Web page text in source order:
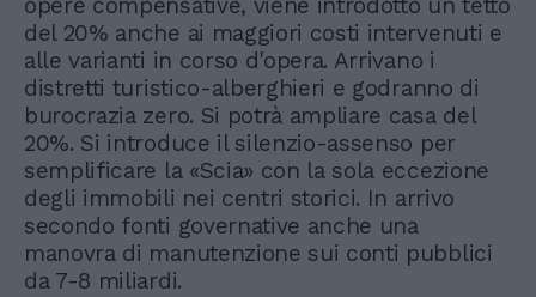
opere compensative, viene introdotto un tetto
del 20% anche ai maggiori costi intervenuti e
alle varianti in corso d'opera. Arrivano i
distretti turistico-alberghieri e godranno di
burocrazia zero. Si potrà ampliare casa del
20%. Si introduce il silenzio-assenso per
semplificare la «Scia» con la sola eccezione
degli immobili nei centri storici. In arrivo
secondo fonti governative anche una
manovra di manutenzione sui conti pubblici
da 7-8 miliardi.